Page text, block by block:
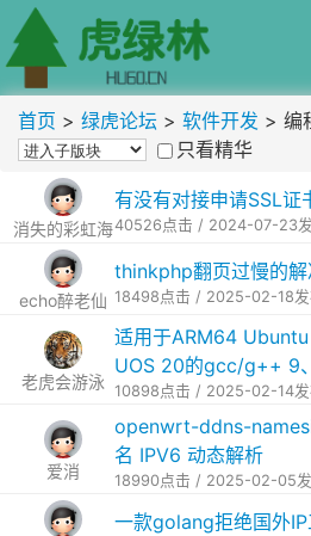
首页 > 绿虎论坛 > 软件开发 > 编
只看精华
消失的彩虹海
有没有对接申请SSL证
40526点击 / 2024-07-23
echo醉老仙
thinkphp翻页过慢的解
18498点击 / 2025-02-18
老虎会游泳
适用于ARM64 Ubuntu
UOS 20的gcc/g++ 9
10898点击 / 2025-02-14
爱消
openwrt-ddns-
名 IPV6 动态解析
18990点击 / 2025-02-05
一款golang拒绝国外